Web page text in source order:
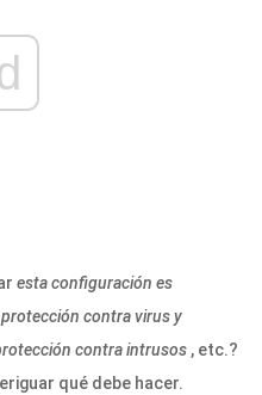
esta configuración es
contra virus y
contra intrusos , etc.?
qué debe hacer.